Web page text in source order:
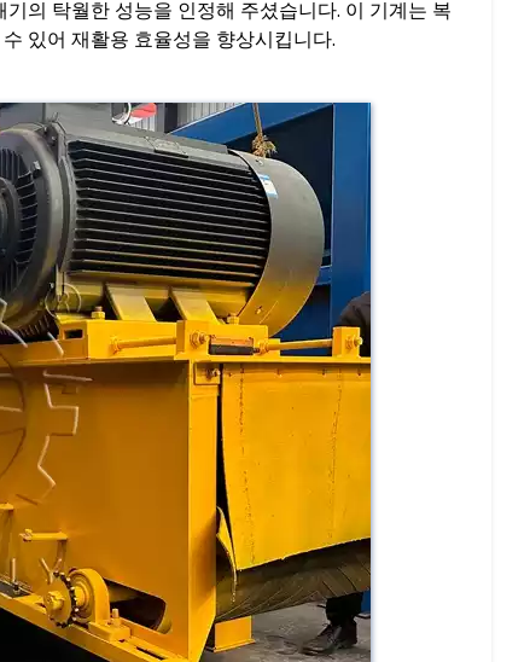
의 탁월한 성능을 인정해 주셨습니다. 이 기계는 복
있어 재활용 효율성을 향상시킵니다.